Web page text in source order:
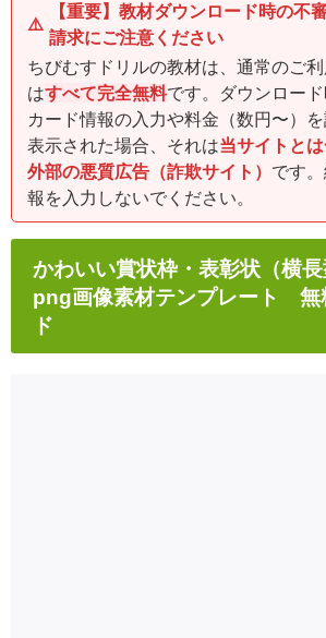
⚠️
【重要】教材ダウンロード時の不
請求にご注意ください
ちびむすドリルの教材は、通常のご
はすべて完全無料です。ダウンロー
カード情報の入力や料金（数円〜）
表示された場合、それは当サイトと
外部の悪質広告（詐欺サイト） です
報を入力しないでください。
かわいい賞状枠・表彰状（横
png画像素材テンプレート 無
ド